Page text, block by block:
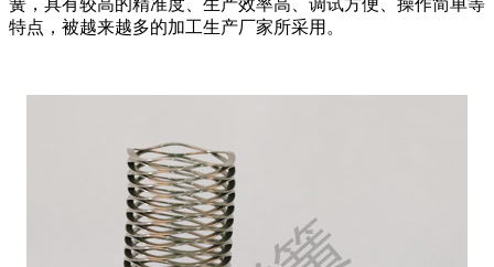
簧，具有较高的精准度、生产效率高、调试方便、操作简单等
特点，被越来越多的加工生产厂家所采用。